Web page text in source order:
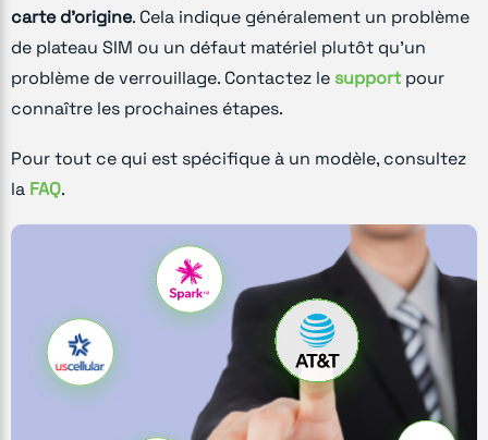
carte d'origine. Cela indique généralement un problème
de plateau SIM ou un défaut matériel plutôt qu'un
problème de verrouillage. Contactez le supportpour
connaître les prochaines étapes.
Pour tout ce qui est spécifique à un modèle, consultez
la FAQ.